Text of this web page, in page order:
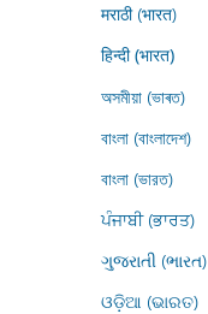
मराठी (भारत)
हिन्दी (भारत)
অসমীয়া (ভাৰত)
বাংলা (বাংলাদেশ)
বাংলা (ভারত)
ਪੰਜਾਬੀ (ਭਾਰਤ)
ગુજરાતી (ભારત)
ଓଡ଼ିଆ (ଭାରତ)